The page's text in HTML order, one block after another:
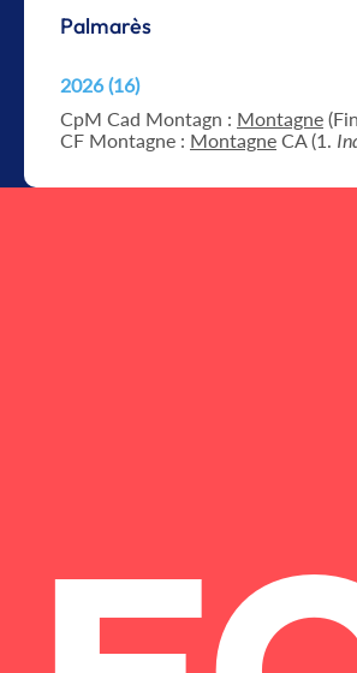
Palmarès
2026 (16)
CpM Cad Montagn : Montagne
CF Montagne : Montagne CA (1.